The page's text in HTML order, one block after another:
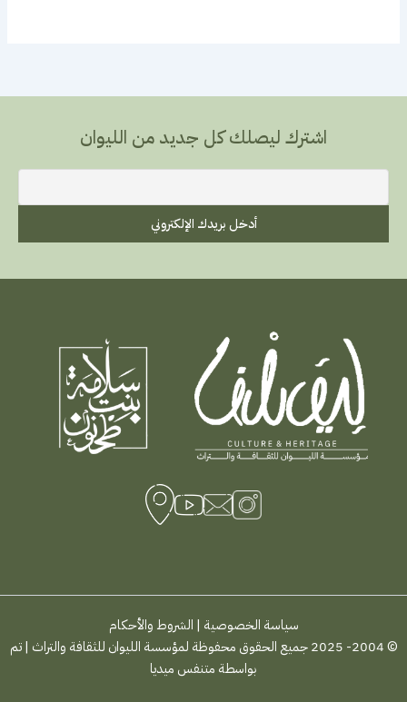
اشترك ليصلك كل جديد من الليوان
سياسة الخصوصية | الشروط والأحكام
© 2004- 2025 جميع الحقوق محفوظة لمؤسسة الليوان للثقافة والتراث | تم
بواسطة متنفس ميديا